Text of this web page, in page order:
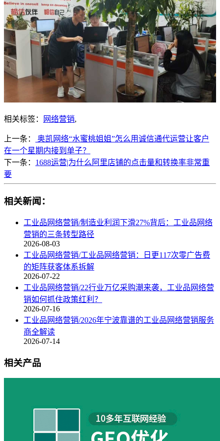
相关标签： 网络营销,
上一条：
奥凯网络“水蜜桃姐姐”怎么用诚信通代运营让客户
在一个星期内接到单子？
下一条： 1688运营|为什么阿里店铺的点击量和转换率非常重
要
相关新闻：
工业品网络营销/制造业利润下滑27%背后：工业品网络
营销的三条转型路径
2026-08-03
工业品网络营销/工业品网络营销：日更117次零广告费
的矩阵获客体系拆解
2026-07-22
工业品网络营销/22行业万亿采购潮来袭，工业品网络营
销如何抓住政策红利？
2026-07-16
工业品网络营销/2026年宁波靠谱的工业品网络营销服务
商全解读
2026-07-14
相关产品